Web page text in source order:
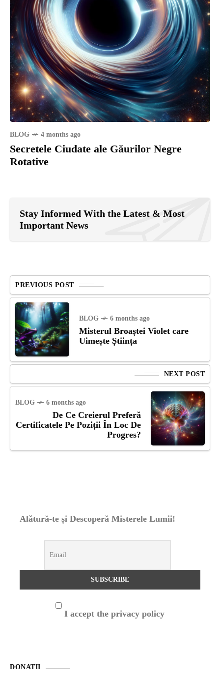
BLOG 4 months ago
Secretele Ciudate ale Găurilor Negre
Rotative
Stay Informed With the Latest & Most
Important News
PREVIOUS POST
BLOG 6 months ago
Misterul Broaștei Violet care
Uimește Știința
NEXT POST
BLOG 6 months ago
De Ce Creierul Preferă
Certificatele Pe Poziții În Loc De
Progres?
Alătură-te și Descoperă Misterele Lumii!
I accept the privacy policy
DONATII